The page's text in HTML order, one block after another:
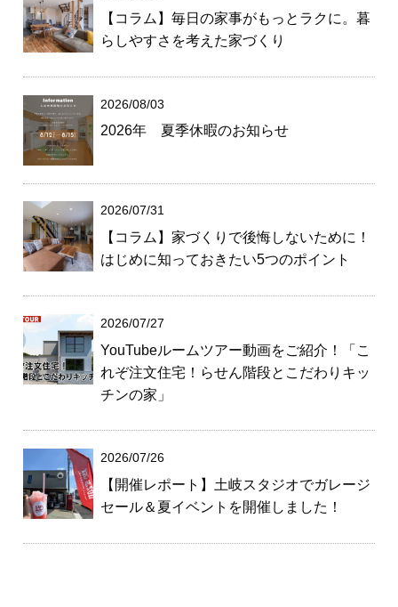
【コラム】毎日の家事がもっとラクに。暮
らしやすさを考えた家づくり
2026/08/03
2026年 夏季休暇のお知らせ
2026/07/31
【コラム】家づくりで後悔しないために！
はじめに知っておきたい5つのポイント
2026/07/27
YouTubeルームツアー動画をご紹介！「こ
れぞ注文住宅！らせん階段とこだわりキッ
チンの家」
2026/07/26
【開催レポート】土岐スタジオでガレージ
セール＆夏イベントを開催しました！